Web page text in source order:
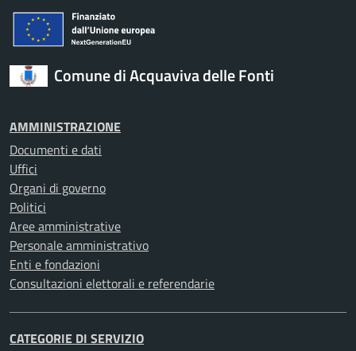
Comune di Acquaviva delle Fonti
AMMINISTRAZIONE
Documenti e dati
Uffici
Organi di governo
Politici
Aree amministrative
Personale amministrativo
Enti e fondazioni
Consultazioni elettorali e referendarie
CATEGORIE DI SERVIZIO